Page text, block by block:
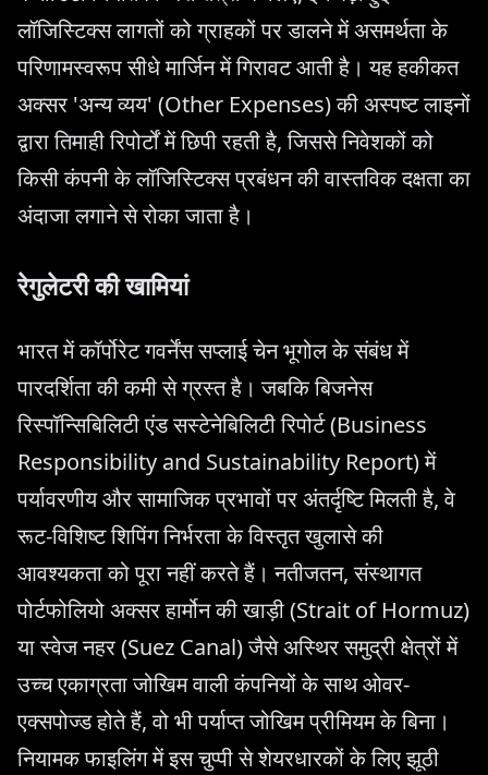
लॉजिस्टिक्स लागतों को ग्राहकों पर डालने में असमर्थता के
परिणामस्वरूप सीधे मार्जिन में गिरावट आती है। यह हकीकत
अक्सर 'अन्य व्यय' (Other Expenses) की अस्पष्ट लाइनों
द्वारा तिमाही रिपोर्टों में छिपी रहती है, जिससे निवेशकों को
किसी कंपनी के लॉजिस्टिक्स प्रबंधन की वास्तविक दक्षता का
अंदाजा लगाने से रोका जाता है।
रेगुलेटरी की खामियां
भारत में कॉर्पोरेट गवर्नेंस सप्लाई चेन भूगोल के संबंध में
पारदर्शिता की कमी से ग्रस्त है। जबकि बिजनेस
रिस्पॉन्सिबिलिटी एंड सस्टेनेबिलिटी रिपोर्ट (Business
Responsibility and Sustainability Report) में
पर्यावरणीय और सामाजिक प्रभावों पर अंतर्दृष्टि मिलती है, वे
रूट-विशिष्ट शिपिंग निर्भरता के विस्तृत खुलासे की
आवश्यकता को पूरा नहीं करते हैं। नतीजतन, संस्थागत
पोर्टफोलियो अक्सर हार्मोन की खाड़ी (Strait of Hormuz)
या स्वेज नहर (Suez Canal) जैसे अस्थिर समुद्री क्षेत्रों में
उच्च एकाग्रता जोखिम वाली कंपनियों के साथ ओवर-
एक्सपोज्ड होते हैं, वो भी पर्याप्त जोखिम प्रीमियम के बिना।
नियामक फाइलिंग में इस चुप्पी से शेयरधारकों के लिए झूठी